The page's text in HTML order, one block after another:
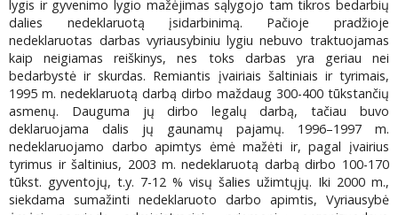
lygis ir gyvenimo lygio mažėjimas sąlygojo tam tikros bedarbių
dalies nedeklaruotą įsidarbinimą. Pačioje pradžioje
nedeklaruotas darbas vyriausybiniu lygiu nebuvo traktuojamas
kaip neigiamas reiškinys, nes toks darbas yra geriau nei
bedarbystė ir skurdas. Remiantis įvairiais šaltiniais ir tyrimais,
1995 m. nedeklaruotą darbą dirbo maždaug 300-400 tūkstančių
asmenų. Dauguma jų dirbo legalų darbą, tačiau buvo
deklaruojama dalis jų gaunamų pajamų. 1996–1997 m.
nedeklaruojamo darbo apimtys ėmė mažėti ir, pagal įvairius
tyrimus ir šaltinius, 2003 m. nedeklaruotą darbą dirbo 100-170
tūkst. gyventojų, t.y. 7-12 % visų šalies užimtųjų. Iki 2000 m.,
siekdama sumažinti nedeklaruoto darbo apimtis, Vyriausybė